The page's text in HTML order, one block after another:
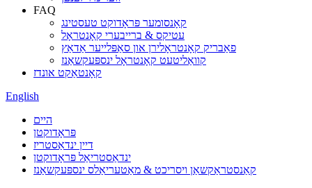
FAQ
קאָנסומער פּראָדוקט טעסטינג
עטיקס & ברייבערי קאָנטראָל
פאַבריק קאָנטראָלירן און סאַפּלייער אַדאַץ
קוואַליטעט קאָנטראָל ינספּעקשאַנז
קאָנטאַקט אונדז
English
היים
פּראָדוקטן
דיין ינדאַסטריז
ינדאַסטריאַל פּראָדוקטן
קאַנסטראַקשאַן ויסריכט & מאַטעריאַלס ינספּעקשאַנז